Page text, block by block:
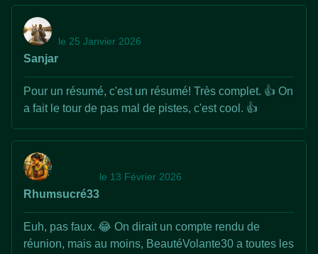
Sanjar
le 25 Janvier 2026
Pour un résumé, c'est un résumé! Très complet. 👍 On
a fait le tour de pas mal de pistes, c'est cool. 👍
Rhumsucré33
le 13 Février 2026
Euh, pas faux. 😂 On dirait un compte rendu de
réunion, mais au moins, BeautéVolante30 a toutes les